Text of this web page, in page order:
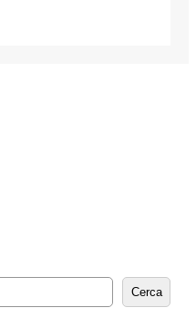
Cerca